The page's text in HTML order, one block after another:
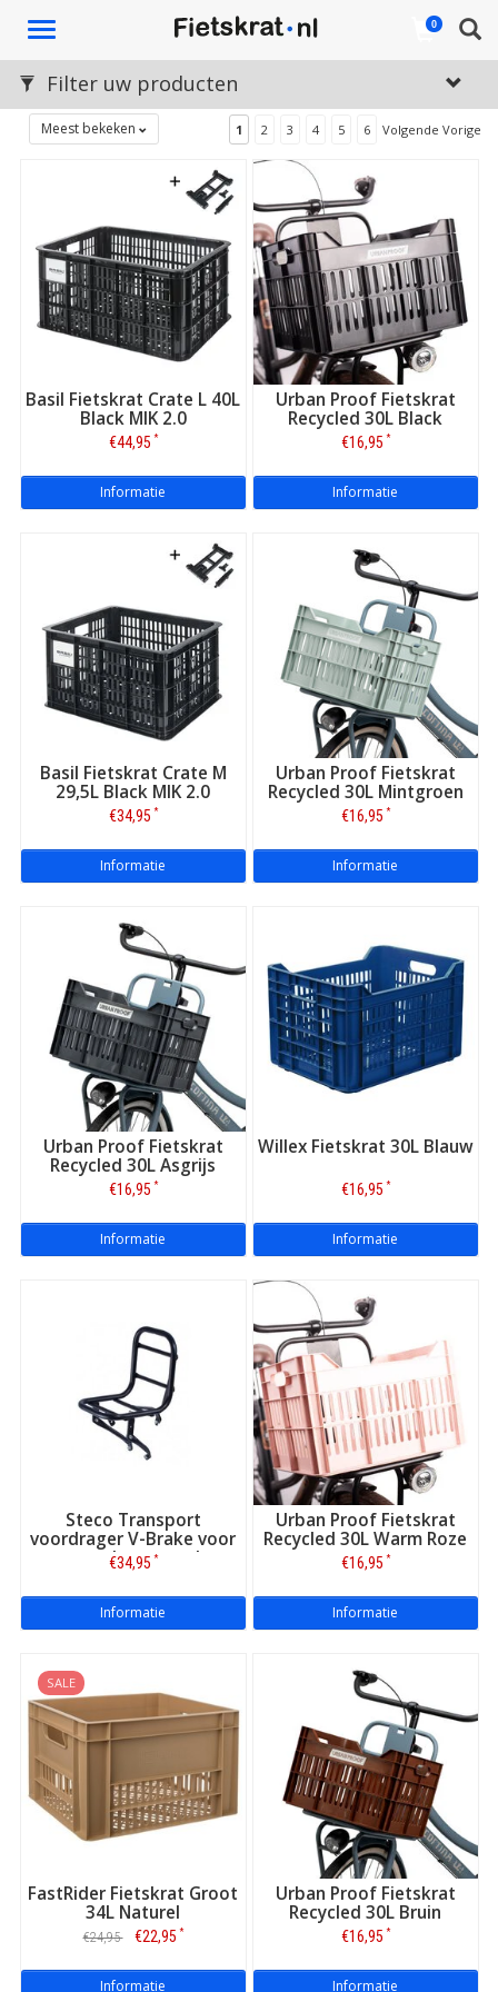
Toggle
0
Filter uw producten
Meest bekeken 1 2 3 4 5 6 Volgende Vorige
Basil Fietskrat Crate L 40L
Black MIK 2.0
€44,95 *
Informatie
Urban Proof Fietskrat
Recycled 30L Black
€16,95 *
Informatie
Basil Fietskrat Crate M
29,5L Black MIK 2.0
€34,95 *
Informatie
Urban Proof Fietskrat
Recycled 30L Mintgroen
€16,95 *
Informatie
Urban Proof Fietskrat
Recycled 30L Asgrijs
€16,95 *
Informatie
Willex Fietskrat 30L Blauw
€16,95 *
Informatie
Steco Transport
voordrager V-Brake voor
verende voorvork
€34,95 *
Informatie
Urban Proof Fietskrat
Recycled 30L Warm Roze
€16,95 *
Informatie
SALE
FastRider Fietskrat Groot
34L Naturel
€24,95 €22,95 *
Informatie
Urban Proof Fietskrat
Recycled 30L Bruin
€16,95 *
Informatie